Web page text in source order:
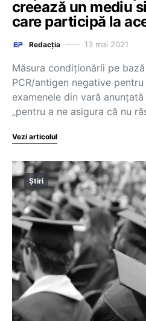
creează un mediu
care participă la
Redacția 13 mai 2021
Măsura condiționării pe
PCR/antigen negative
examenele din vară
„pentru a ne asigura că nu
Vezi articolul
Știri